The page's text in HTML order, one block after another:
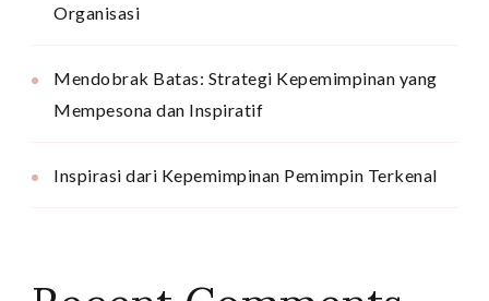
Organisasi
Mendobrak Batas: Strategi Kepemimpinan yang
Mempesona dan Inspiratif
Inspirasi dari Kepemimpinan Pemimpin Terkenal